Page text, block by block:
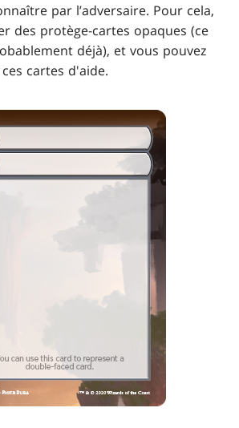
par l’adversaire. Pour cela,
des protège-cartes opaques (ce
déjà), et vous pouvez
cartes d'aide.